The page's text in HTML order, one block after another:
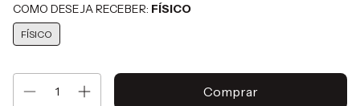
COMO DESEJA RECEBER: FÍSICO
FÍSICO